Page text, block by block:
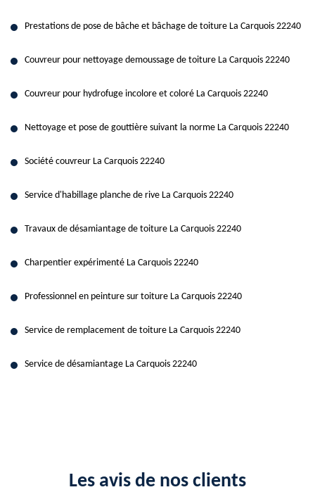
Prestations de pose de bâche et bâchage de toiture La Carquois 22240
Couvreur pour nettoyage demoussage de toiture La Carquois 22240
Couvreur pour hydrofuge incolore et coloré La Carquois 22240
Nettoyage et pose de gouttière suivant la norme La Carquois 22240
Société couvreur La Carquois 22240
Service d'habillage planche de rive La Carquois 22240
Travaux de désamiantage de toiture La Carquois 22240
Charpentier expérimenté La Carquois 22240
Professionnel en peinture sur toiture La Carquois 22240
Service de remplacement de toiture La Carquois 22240
Service de désamiantage La Carquois 22240
Les avis de nos clients